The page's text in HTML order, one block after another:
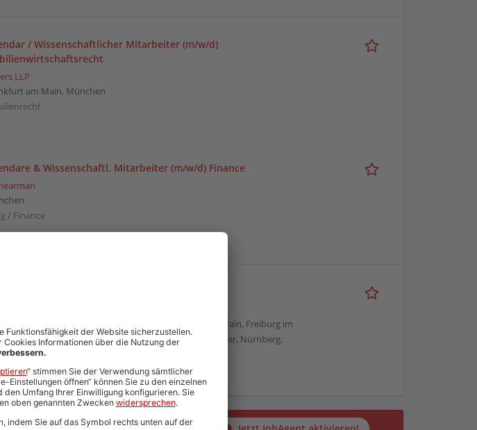
/ Wissenschaftlicher Mitarbeiter (m/w/d)
LLP
am Main, München
& Wissenschaftl. Mitarbeiter (m/w/d) Finance
/ Finance
Bielefeld, Bremen, Düsseldorf, Essen, Frankfurt am Main, Freiburg im
Hamburg, Hannover, Köln, Leipzig, München, Münster, Nürnberg,
/ Praktikum / Wahlstation
Karriere-Updates per E-Mail erhalten?